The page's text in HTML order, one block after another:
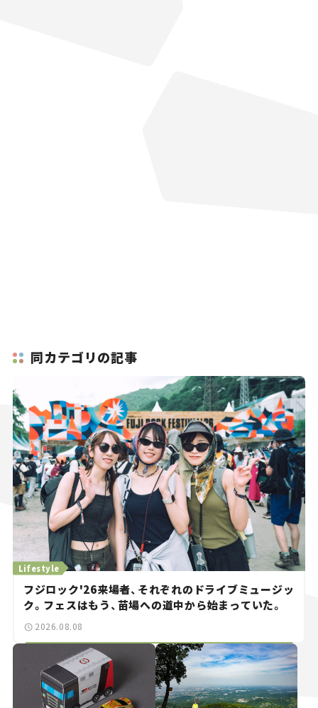
同カテゴリの記事
フジロック'26来場者、それぞれのドライブミュージッ
ク。フェスはもう、苗場への道中から始まっていた。
Lifestyle
2026.08.08